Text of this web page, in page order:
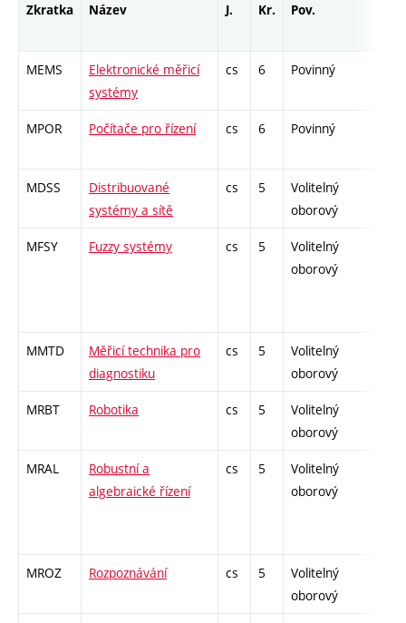
Zkratka Název J. Kr. Pov.
MEMS
Elektronické měřicí
systémy
cs 6 Povinný
MPOR Počítače pro řízení cs 6 Povinný
MDSS
Distribuované
systémy a sítě
cs 5
Volitelný
oborový
MFSY Fuzzy systémy cs 5
Volitelný
oborový
MMTD
Měřicí technika pro
diagnostiku
cs 5
Volitelný
oborový
MRBT Robotika cs 5
Volitelný
oborový
MRAL
Robustní a
algebraické řízení
cs 5
Volitelný
oborový
MROZ Rozpoznávání cs 5
Volitelný
oborový